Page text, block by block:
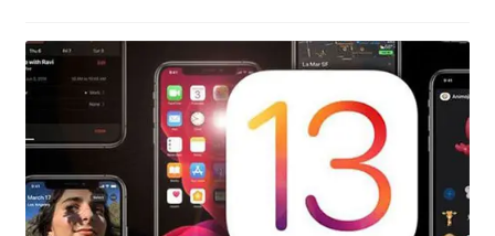
Politique de confidentialité
Politique de confidentialité
Politique des cookies
Shop